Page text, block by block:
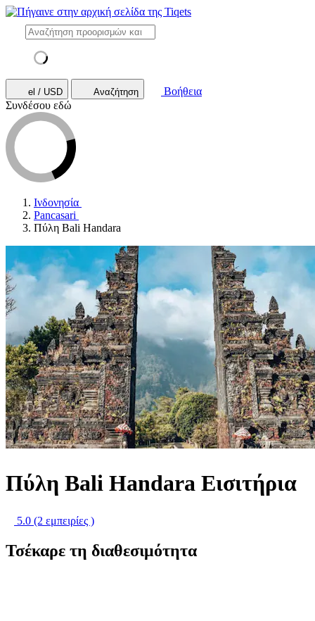
el / USD Αναζήτηση
Βοήθεια
Συνδέσου εδώ
Ινδονησία
Pancasari
Πύλη Bali Handara
Πύλη Bali Handara Εισιτήρια
5.0 (2 εμπειρίες )
Τσέκαρε τη διαθεσιμότητα